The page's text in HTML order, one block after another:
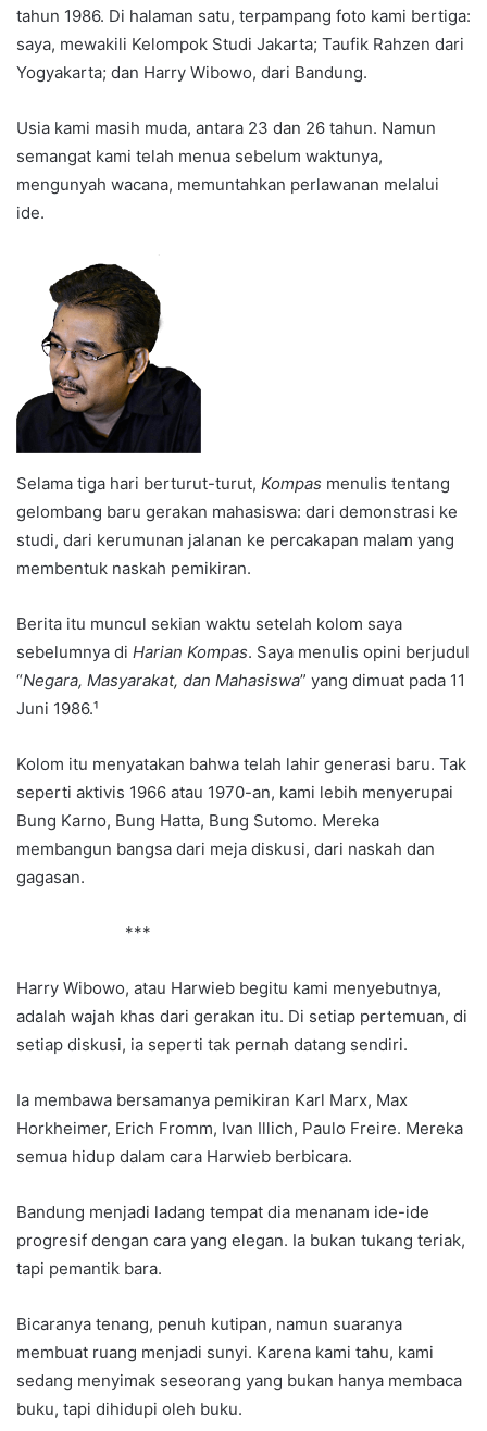
tahun 1986. Di halaman satu, terpampang foto kami bertiga:
saya, mewakili Kelompok Studi Jakarta; Taufik Rahzen dari
Yogyakarta; dan Harry Wibowo, dari Bandung.
Usia kami masih muda, antara 23 dan 26 tahun. Namun
semangat kami telah menua sebelum waktunya,
mengunyah wacana, memuntahkan perlawanan melalui
ide.
Selama tiga hari berturut-turut, Kompas menulis tentang
gelombang baru gerakan mahasiswa: dari demonstrasi ke
studi, dari kerumunan jalanan ke percakapan malam yang
membentuk naskah pemikiran.
Berita itu muncul sekian waktu setelah kolom saya
sebelumnya di Harian Kompas. Saya menulis opini berjudul
“Negara, Masyarakat, dan Mahasiswa” yang dimuat pada 11
Juni 1986.¹
Kolom itu menyatakan bahwa telah lahir generasi baru. Tak
seperti aktivis 1966 atau 1970-an, kami lebih menyerupai
Bung Karno, Bung Hatta, Bung Sutomo. Mereka
membangun bangsa dari meja diskusi, dari naskah dan
gagasan.
***
Harry Wibowo, atau Harwieb begitu kami menyebutnya,
adalah wajah khas dari gerakan itu. Di setiap pertemuan, di
setiap diskusi, ia seperti tak pernah datang sendiri.
Ia membawa bersamanya pemikiran Karl Marx, Max
Horkheimer, Erich Fromm, Ivan Illich, Paulo Freire. Mereka
semua hidup dalam cara Harwieb berbicara.
Bandung menjadi ladang tempat dia menanam ide-ide
progresif dengan cara yang elegan. Ia bukan tukang teriak,
tapi pemantik bara.
Bicaranya tenang, penuh kutipan, namun suaranya
membuat ruang menjadi sunyi. Karena kami tahu, kami
sedang menyimak seseorang yang bukan hanya membaca
buku, tapi dihidupi oleh buku.